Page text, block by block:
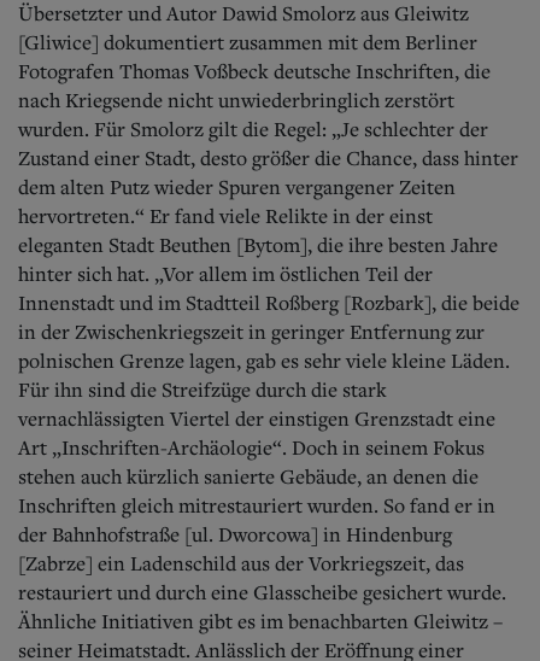
Übersetzter und Autor Dawid Smolorz aus Gleiwitz
[Gliwice] dokumentiert zusammen mit dem Berliner
Fotografen Thomas Voßbeck deutsche Inschriften, die
nach Kriegsende nicht unwiederbringlich zerstört
wurden. Für Smolorz gilt die Regel: „Je schlechter der
Zustand einer Stadt, desto größer die Chance, dass hinter
dem alten Putz wieder Spuren vergangener Zeiten
hervortreten.“ Er fand viele Relikte in der einst
eleganten Stadt Beuthen [Bytom], die ihre besten Jahre
hinter sich hat. „Vor allem im östlichen Teil der
Innenstadt und im Stadtteil Roßberg [Rozbark], die beide
in der Zwischenkriegszeit in geringer Entfernung zur
polnischen Grenze lagen, gab es sehr viele kleine Läden.
Für ihn sind die Streifzüge durch die stark
vernachlässigten Viertel der einstigen Grenzstadt eine
Art „Inschriften-Archäologie“. Doch in seinem Fokus
stehen auch kürzlich sanierte Gebäude, an denen die
Inschriften gleich mitrestauriert wurden. So fand er in
der Bahnhofstraße [ul. Dworcowa] in Hindenburg
[Zabrze] ein Ladenschild aus der Vorkriegszeit, das
restauriert und durch eine Glasscheibe gesichert wurde.
Ähnliche Initiativen gibt es im benachbarten Gleiwitz –
seiner Heimatstadt. Anlässlich der Eröffnung einer